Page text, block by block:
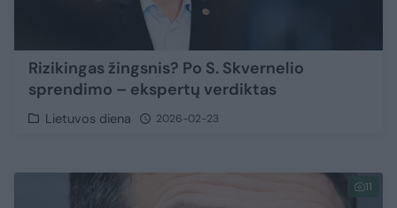
Rizikingas žingsnis? Po S. Skvernelio
sprendimo – ekspertų verdiktas
Lietuvos diena 2026-02-23
11